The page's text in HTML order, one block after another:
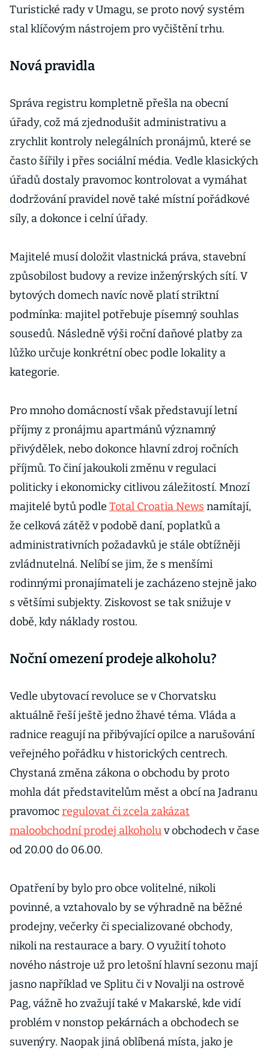
Turistické rady v Umagu, se proto nový systém
stal klíčovým nástrojem pro vyčištění trhu.
Nová pravidla
Správa registru kompletně přešla na obecní
úřady, což má zjednodušit administrativu a
zrychlit kontroly nelegálních pronájmů, které se
často šířily i přes sociální média. Vedle klasických
úřadů dostaly pravomoc kontrolovat a vymáhat
dodržování pravidel nově také místní pořádkové
síly, a dokonce i celní úřady.
Majitelé musí doložit vlastnická práva, stavební
způsobilost budovy a revize inženýrských sítí. V
bytových domech navíc nově platí striktní
podmínka: majitel potřebuje písemný souhlas
sousedů. Následně výši roční daňové platby za
lůžko určuje konkrétní obec podle lokality a
kategorie.
Pro mnoho domácností však představují letní
příjmy z pronájmu apartmánů významný
přivýdělek, nebo dokonce hlavní zdroj ročních
příjmů. To činí jakoukoli změnu v regulaci
politicky i ekonomicky citlivou záležitostí. Mnozí
majitelé bytů podle Total Croatia News namítají,
že celková zátěž v podobě daní, poplatků a
administrativních požadavků je stále obtížněji
zvládnutelná. Nelíbí se jim, že s menšími
rodinnými pronajímateli je zacházeno stejně jako
s většími subjekty. Ziskovost se tak snižuje v
době, kdy náklady rostou.
Noční omezení prodeje alkoholu?
Vedle ubytovací revoluce se v Chorvatsku
aktuálně řeší ještě jedno žhavé téma. Vláda a
radnice reagují na přibývající opilce a narušování
veřejného pořádku v historických centrech.
Chystaná změna zákona o obchodu by proto
mohla dát představitelům měst a obcí na Jadranu
pravomocregulovat či zcela zakázat
maloobchodní prodej alkoholuv obchodech v čase
od 20.00 do 06.00.
Opatření by bylo pro obce volitelné, nikoli
povinné, a vztahovalo by se výhradně na běžné
prodejny, večerky či specializované obchody,
nikoli na restaurace a bary. O využití tohoto
nového nástroje už pro letošní hlavní sezonu mají
jasno například ve Splitu či v Novalji na ostrově
Pag, vážně ho zvažují také v Makarské, kde vidí
problém v nonstop pekárnách a obchodech se
suvenýry. Naopak jiná oblíbená místa, jako je